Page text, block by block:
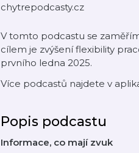
chytrepodcasty.cz
V tomto podcastu se
cílem je zvýšení flexibility
prvního ledna 2025.
Více podcastů najdete v
Popis podcastu
Informace, co mají zvuk